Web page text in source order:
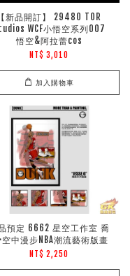
【新品開訂】 29480 TOR
WCF小悟空系列007
悟空&阿拉蕾cos
NT$ 3,010
加入購物車
預定 6662 星空工作室 喬
空中漫步NBA潮流藝術版畫
NT$ 2,250